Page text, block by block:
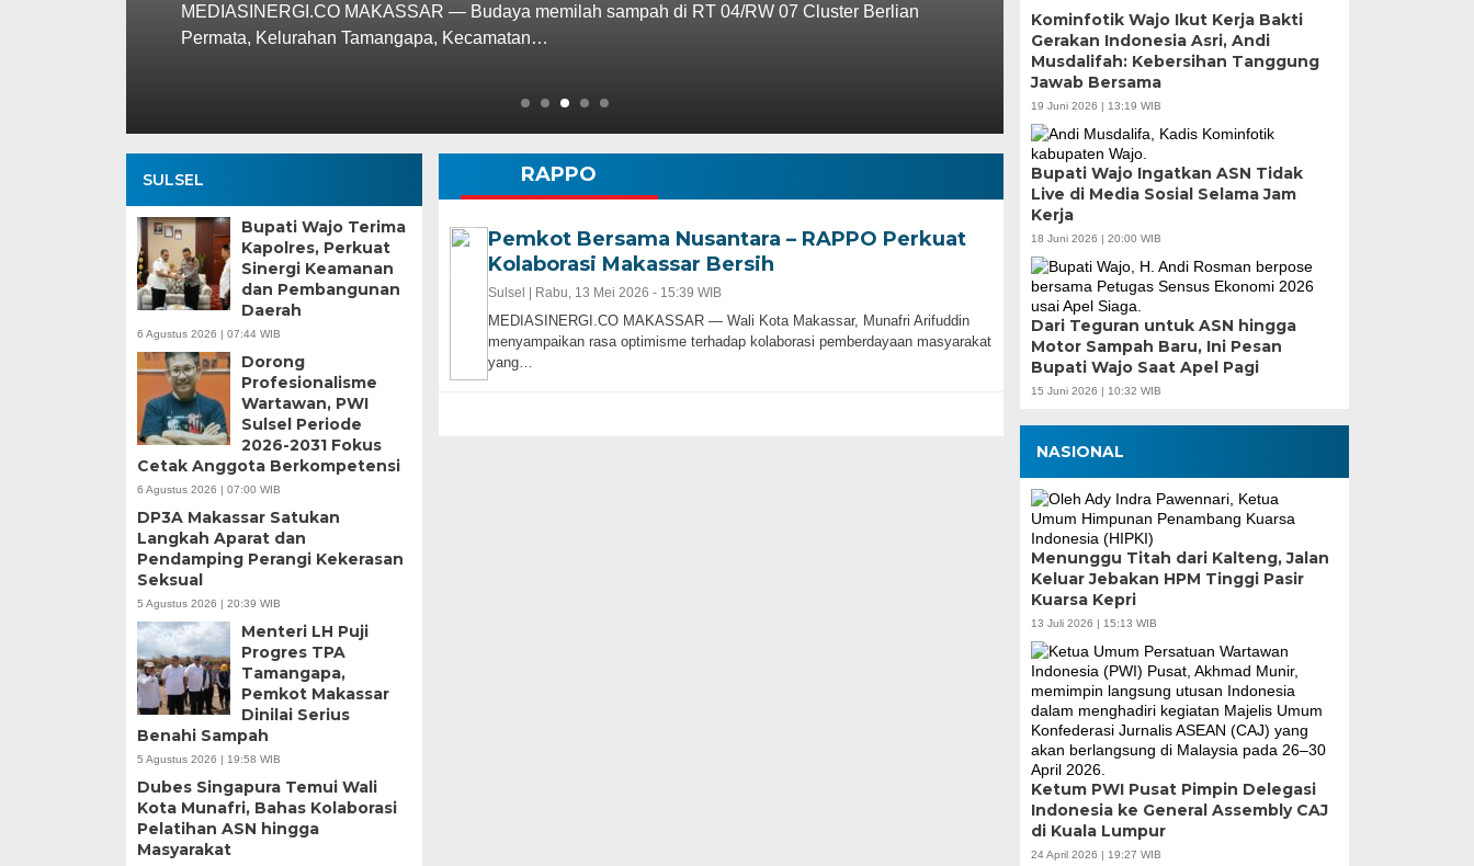
MEDIASINERGI.CO MAKASSAR — Anggota Dewan Perwakilan Rakyat Republik Indonesia
(DPR RI), Andi Muzakkir Aqil, menyatakan dukungan…
Oleh : Dr. Ir. Natsar Desi, Sp.,M.Si.,IPM (Pakar
Infrastruktur Lingkungan UNIFA)…
SULSEL
Bupati Wajo Terima
Kapolres, Perkuat
Sinergi Keamanan
dan Pembangunan
Daerah
6 Agustus 2026 | 07:44 WIB
Dorong
Profesionalisme
Wartawan, PWI
Sulsel Periode
2026-2031 Fokus
Cetak Anggota Berkompetensi
6 Agustus 2026 | 07:00 WIB
DP3A Makassar Satukan
Langkah Aparat dan
Pendamping Perangi Kekerasan
Seksual
5 Agustus 2026 | 20:39 WIB
Menteri LH Puji
Progres TPA
Tamangapa,
Pemkot Makassar
Dinilai Serius
Benahi Sampah
5 Agustus 2026 | 19:58 WIB
Dubes Singapura Temui Wali
Kota Munafri, Bahas Kolaborasi
Pelatihan ASN hingga
Masyarakat
RAPPO
Pemkot Bersama Nusantara – RAPPO Perkuat
Kolaborasi Makassar Bersih
Sulsel | Rabu, 13 Mei 2026 - 15:39 WIB
MEDIASINERGI.CO MAKASSAR — Wali Kota Makassar, Munafri Arifuddin
menyampaikan rasa optimisme terhadap kolaborasi pemberdayaan masyarakat
yang…
Kominfotik Wajo Ikut Kerja Bakti
Gerakan Indonesia Asri, Andi
Musdalifah: Kebersihan Tanggung
Jawab Bersama
19 Juni 2026 | 13:19 WIB
Bupati Wajo Ingatkan ASN Tidak
Live di Media Sosial Selama Jam
Kerja
18 Juni 2026 | 20:00 WIB
Dari Teguran untuk ASN hingga
Motor Sampah Baru, Ini Pesan
Bupati Wajo Saat Apel Pagi
15 Juni 2026 | 10:32 WIB
NASIONAL
Menunggu Titah dari Kalteng, Jalan
Keluar Jebakan HPM Tinggi Pasir
Kuarsa Kepri
13 Juli 2026 | 15:13 WIB
Ketum PWI Pusat Pimpin Delegasi
Indonesia ke General Assembly CAJ
di Kuala Lumpur
24 April 2026 | 19:27 WIB